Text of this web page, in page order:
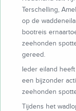
Terschelling,
op de
bootreis
zeehonden
gereed.
Ieder eiland
een bijzonder
zeehonden
Tijdens het